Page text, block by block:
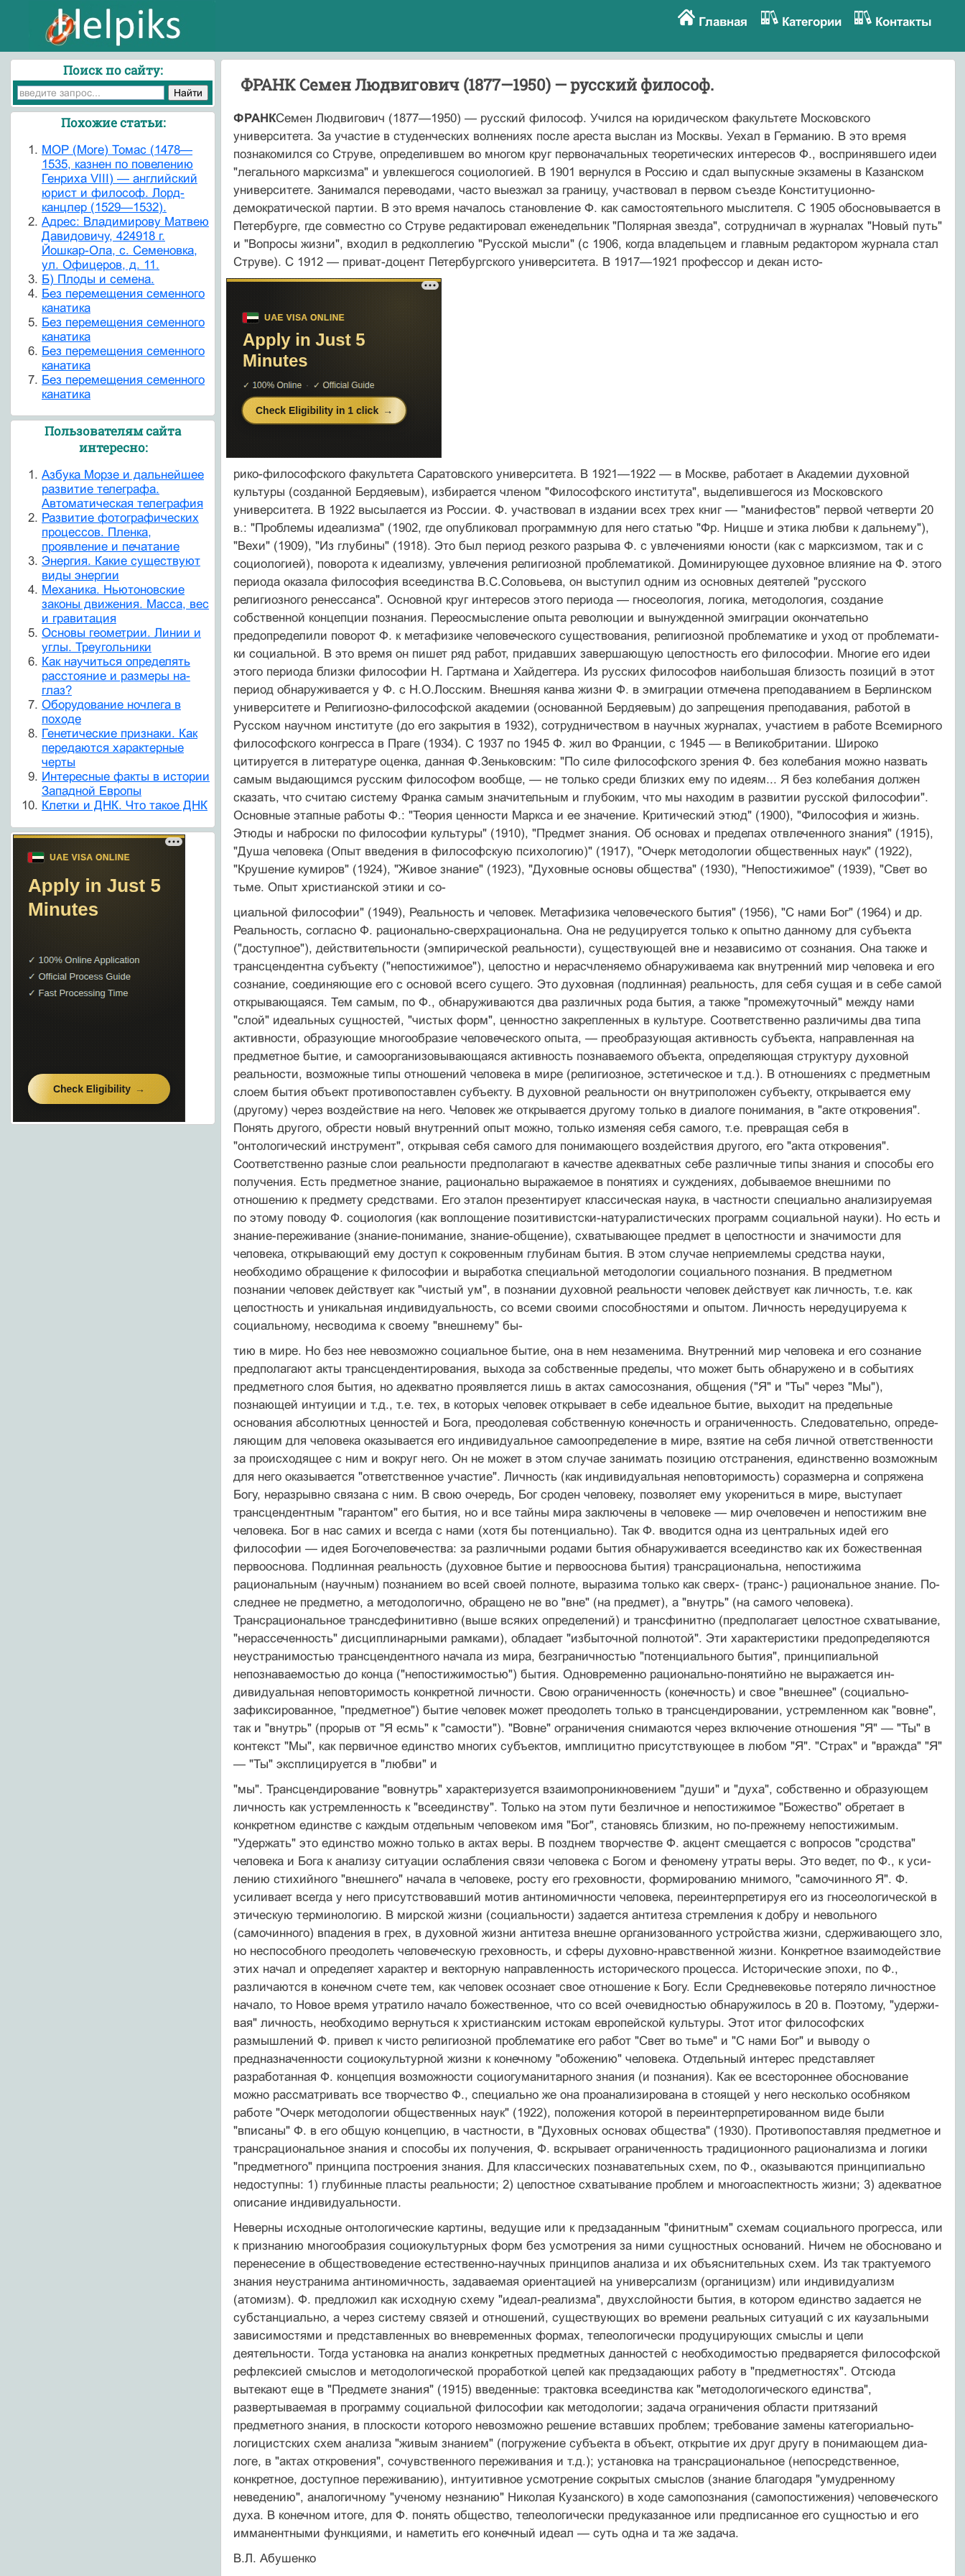
Главная Категории Контакты
ФРАНК Семен Людвигович (1877—1950) — рус­ский философ.
ФРАНКСемен Людвигович (1877—1950) — рус­ский философ. Учился на юридическом факультете Московского
университета. За участие в студенческих волнениях после ареста выслан из Москвы. Уехал в Германию. В это время
познакомился со Струве, опре­делившем во многом круг первоначальных теоретичес­ких интересов Ф., воспринявшего идеи
"легального марксизма" и увлекшегося социологией. В 1901 вер­нулся в Россию и сдал выпускные экзамены в Казан­ском
университете. Занимался переводами, часто выез­жал за границу, участвовал в первом съезде Конститу­ционно-
демократической партии. В это время началось становление Ф. как самостоятельного мыслителя. С 1905 обосновывается в
Петербурге, где совместно со Струве редактировал еженедельник "Полярная звезда", сотрудничал в журналах "Новый путь"
и "Вопросы жизни", входил в редколлегию "Русской мысли" (с 1906, когда владельцем и главным редактором журнала стал
Струве). С 1912 — приват-доцент Петербургского университета. В 1917—1921 профессор и декан исто-
рико-философского факультета Саратовского универ­ситета. В 1921—1922 — в Москве, работает в Акаде­мии духовной
культуры (созданной Бердяевым), изби­рается членом "Философского института", выделивше­гося из Московского
университета. В 1922 высылается из России. Ф. участвовал в издании всех трех книг — "манифестов" первой четверти 20
в.: "Проблемы идеа­лизма" (1902, где опубликовал программную для него статью "Фр. Ницше и этика любви к дальнему"),
"Ве­хи" (1909), "Из глубины" (1918). Это был период резко­го разрыва Ф. с увлечениями юности (как с марксиз­мом, так и с
социологией), поворота к идеализму, увле­чения религиозной проблематикой. Доминирующее ду­ховное влияние на Ф. этого
периода оказала философия всеединства В.С.Соловьева, он выступил одним из ос­новных деятелей "русского
религиозного ренессанса". Основной круг интересов этого периода — гносеоло­гия, логика, методология, создание
собственной кон­цепции познания. Переосмысление опыта революции и вынужденной эмиграции окончательно
предопредели­ли поворот Ф. к метафизике человеческого существова­ния, религиозной проблематике и уход от проблемати­
ки социальной. В это время он пишет ряд работ, при­давших завершающую целостность его философии. Многие его идеи
этого периода близки философии Н. Гартмана и Хайдеггера. Из русских философов наи­большая близость позиций в этот
период обнаружива­ется у Ф. с Н.О.Лосским. Внешняя канва жизни Ф. в эмиграции отмечена преподаванием в Берлинском
уни­верситете и Религиозно-философской академии (осно­ванной Бердяевым) до запрещения преподавания, рабо­той в
Русском научном институте (до его закрытия в 1932), сотрудничеством в научных журналах, участием в работе Всемирного
философского конгресса в Праге (1934). С 1937 по 1945 Ф. жил во Франции, с 1945 — в Великобритании. Широко
цитируется в литературе оценка, данная Ф.Зеньковским: "По силе философско­го зрения Ф. без колебания можно назвать
самым выда­ющимся русским философом вообще, — не только сре­ди близких ему по идеям... Я без колебания должен
ска­зать, что считаю систему Франка самым значительным и глубоким, что мы находим в развитии русской фило­софии".
Основные этапные работы Ф.: "Теория ценно­сти Маркса и ее значение. Критический этюд" (1900), "Философия и жизнь.
Этюды и наброски по филосо­фии культуры" (1910), "Предмет знания. Об основах и пределах отвлеченного знания" (1915),
"Душа человека (Опыт введения в философскую психологию)" (1917), "Очерк методологии общественных наук" (1922),
"Кру­шение кумиров" (1924), "Живое знание" (1923), "Ду­ховные основы общества" (1930), "Непостижимое" (1939), "Свет во
тьме. Опыт христианской этики и со-
циальной философии" (1949), Реальность и человек. Метафизика человеческого бытия" (1956), "С нами Бог" (1964) и др.
Реальность, согласно Ф. рационально-сверхрациональна. Она не редуцируется только к опыт­но данному для субъекта
("доступное"), действитель­ности (эмпирической реальности), существующей вне и независимо от сознания. Она также и
трансцендентна субъекту ("непостижимое"), целостно и нерасчленя­емо обнаруживаема как внутренний мир человека и его
сознание, соединяющие его с основой всего сущего. Это духовная (подлинная) реальность, для себя сущая и в себе самой
открывающаяся. Тем самым, по Ф., об­наруживаются два различных рода бытия, а также "промежуточный" между нами
"слой" идеальных сущ­ностей, "чистых форм", ценностно закрепленных в культуре. Соответственно различимы два типа
актив­ности, образующие многообразие человеческого опы­та, — преобразующая активность субъекта, направлен­ная на
предметное бытие, и самоорганизовывающаяся активность познаваемого объекта, определяющая структуру духовной
реальности, возможные типы от­ношений человека в мире (религиозное, эстетическое и т.д.). В отношениях с предметным
слоем бытия объект противопоставлен субъекту. В духовной реальности он внутриположен субъекту, открывается ему
(другому) через воздействие на него. Человек же открывается другому только в диалоге понимания, в "акте открове­ния".
Понять другого, обрести новый внутренний опыт можно, только изменяя себя самого, т.е. превращая се­бя в
"онтологический инструмент", открывая себя са­мого для понимающего воздействия другого, его "акта откровения".
Соответственно разные слои реальности предполагают в качестве адекватных себе различные типы знания и способы его
получения. Есть предмет­ное знание, рационально выражаемое в понятиях и суждениях, добываемое внешними по
отношению к предмету средствами. Его эталон презентирует класси­ческая наука, в частности специально анализируемая
по этому поводу Ф. социология (как воплощение пози­тивистски-натуралистических программ социальной науки). Но есть и
знание-переживание (знание-понима­ние, знание-общение), схватывающее предмет в цело­стности и значимости для
человека, открывающий ему доступ к сокровенным глубинам бытия. В этом случае неприемлемы средства науки,
необходимо обращение к философии и выработка специальной методологии со­циального познания. В предметном
познании человек действует как "чистый ум", в познании духовной ре­альности человек действует как личность, т.е. как
цело­стность и уникальная индивидуальность, со всеми своими способностями и опытом. Личность нередуцируема к
социальному, несводима к своему "внешнему" бы-
тию в мире. Но без нее невозможно социальное бытие, она в нем незаменима. Внутренний мир человека и его сознание
предполагают акты трансцендентирования, выхода за собственные пределы, что может быть обна­ружено и в событиях
предметного слоя бытия, но адек­ватно проявляется лишь в актах самосознания, обще­ния ("Я" и "Ты" через "Мы"),
познающей интуиции и т.д., т.е. тех, в которых человек открывает в себе иде­альное бытие, выходит на предельные
основания абсо­лютных ценностей и Бога, преодолевая собственную конечность и ограниченность. Следовательно, опреде­
ляющим для человека оказывается его индивидуальное самоопределение в мире, взятие на себя личной ответ­ственности
за происходящее с ним и вокруг него. Он не может в этом случае занимать позицию отстранения, единственно возможным
для него оказывается "ответ­ственное участие". Личность (как индивидуальная не­повторимость) соразмерна и сопряжена
Богу, нераз­рывно связана с ним. В свою очередь, Бог сроден чело­веку, позволяет ему укорениться в мире, выступает
трансцендентным "гарантом" его бытия, но и все тай­ны мира заключены в человеке — мир очеловечен и не­постижим вне
человека. Бог в нас самих и всегда с на­ми (хотя бы потенциально). Так Ф. вводится одна из центральных идей его
философии — идея Богочеловечества: за различными родами бытия обнаруживается всеединство как их божественная
первооснова. Под­линная реальность (духовное бытие и первооснова бы­тия) трансрациональна, непостижима
рациональным (научным) познанием во всей своей полноте, выразима только как сверх- (транс-) рациональное знание. По­
следнее не предметно, а методологично, обращено не во "вне" (на предмет), а "внутрь" (на самого человека).
Трансрациональное трансдефинитивно (выше всяких определений) и трансфинитно (предполагает целост­ное схватывание,
"нерассеченность" дисциплинарны­ми рамками), обладает "избыточной полнотой". Эти ха­рактеристики предопределяются
неустранимостью трансцендентного начала из мира, безграничностью "потенциального бытия", принципиальной
непознавае­мостью до конца ("непостижимостью") бытия. Одно­временно рационально-понятийно не выражается ин­
дивидуальная неповторимость конкретной личности. Свою ограниченность (конечность) и свое "внешнее" (социально-
зафиксированное, "предметное") бытие че­ловек может преодолеть только в трансцендировании, устремленном как "вовне",
так и "внутрь" (прорыв от "Я есмь" к "самости"). "Вовне" ограничения снимают­ся через включение отношения "Я" — "Ты" в
контекст "Мы", как первичное единство многих субъектов, им­плицитно присутствующее в любом "Я". "Страх" и "вражда" "Я"
— "Ты" эксплицируется в "любви" и
"мы". Трансцендирование "вовнутрь" характеризуется взаимопроникновением "души" и "духа", собственно и образующем
личность как устремленность к "всеедин­ству". Только на этом пути безличное и непостижимое "Божество" обретает в
конкретном единстве с каждым отдельным человеком имя "Бог", становясь близким, но по-прежнему непостижимым.
"Удержать" это един­ство можно только в актах веры. В позднем творчестве Ф. акцент смещается с вопросов "сродства"
человека и Бога к анализу ситуации ослабления связи человека с Богом и феномену утраты веры. Это ведет, по Ф., к уси­
лению стихийного "внешнего" начала в человеке, рос­ту его греховности, формированию мнимого, "само­чинного Я". Ф.
усиливает всегда у него присутствовав­ший мотив антиномичности человека, переинтерпрети­руя его из гносеологической в
этическую терминоло­гию. В мирской жизни (социальности) задается антите­за стремления к добру и невольного
(самочинного) впа­дения в грех, в духовной жизни антитеза внешне орга­низованного устройства жизни, сдерживающего зло,
но неспособного преодолеть человеческую греховность, и сферы духовно-нравственной жизни. Конкретное взаи­модействие
этих начал и определяет характер и вектор­ную направленность исторического процесса. Истори­ческие эпохи, по Ф.,
различаются в конечном счете тем, как человек осознает свое отношение к Богу. Если Средневековье потеряло личностное
начало, то Новое время утратило начало божественное, что со всей оче­видностью обнаружилось в 20 в. Поэтому, "удержи­
вая" личность, необходимо вернуться к христианским истокам европейской культуры. Этот итог философ­ских
размышлений Ф. привел к чисто религиозной проблематике его работ "Свет во тьме" и "С нами Бог" и выводу о
предназначенности социокультурной жиз­ни к конечному "обожению" человека. Отдельный ин­терес представляет
разработанная Ф. концепция воз­можности социогуманитарного знания (и познания). Как ее всестороннее обоснование
можно рассматри­вать все творчество Ф., специально же она проанали­зирована в стоящей у него несколько особняком
рабо­те "Очерк методологии общественных наук" (1922), положения которой в переинтерпретированном виде были
"вписаны" Ф. в его общую концепцию, в частно­сти, в "Духовных основах общества" (1930). Противо­поставляя предметное и
трансрациональное знания и способы их получения, Ф. вскрывает ограниченность традиционного рационализма и логики
"предметного" принципа построения знания. Для классических по­знавательных схем, по Ф., оказываются принципиально
недоступны: 1) глубинные пласты реальности; 2) це­лостное схватывание проблем и многоаспектность жизни; 3) адекватное
описание индивидуальности.
Неверны исходные онтологические картины, ведущие или к предзаданным "финитным" схемам социального прогресса, или
к признанию многообразия социокуль­турных форм без усмотрения за ними сущностных ос­нований. Ничем не обосновано и
перенесение в обще­ствоведение естественно-научных принципов анализа и их объяснительных схем. Из так трактуемого
знания неустранима антиномичность, задаваемая ориентаци­ей на универсализм (органицизм) или индивидуализм
(атомизм). Ф. предложил как исходную схему "идеал-реализма", двухслойности бытия, в котором единство задается не
субстанциально, а через систему связей и отношений, существующих во времени реальных си­туаций с их каузальными
зависимостями и представ­ленных во вневременных формах, телеологически продуцирующих смыслы и цели
деятельности. Тогда установка на анализ конкретных предметных даннос­тей с необходимостью предваряется философской
ре­флексией смыслов и методологической проработкой целей как предзадающих работу в "предметностях". Отсюда
вытекают еще в "Предмете знания" (1915) введенные: трактовка всеединства как "методологиче­ского единства",
развертываемая в программу соци­альной философии как методологии; задача ограниче­ния области притязаний
предметного знания, в плос­кости которого невозможно решение вставших про­блем; требование замены категориально-
логицистских схем анализа "живым знанием" (погружение субъекта в объект, открытие их друг другу в понимающем диа­
логе, в "актах откровения", сочувственного пережива­ния и т.д.); установка на трансрациональное (непо­средственное,
конкретное, доступное переживанию), интуитивное усмотрение сокрытых смыслов (знание благодаря "умудренному
неведению", аналогичному "ученому незнанию" Николая Кузанского) в ходе са­мопознания (самопостижения) человеческого
духа. В конечном итоге, для Ф. понять общество, телеологиче­ски предуказанное или предписанное его сущностью и его
имманентными функциями, и наметить его конеч­ный идеал — суть одна и та же задача.
В.Л. Абушенко
Поиск по сайту:
Похожие статьи:
MOP (More) Томас (1478—
1535, казнен по повеле­нию
Генриха VIII) — английский
юрист и философ. Лорд-
канцлер (1529—1532).
Адрес: Владимирову Матвею
Давидовичу, 424918 г.
Йошкар-Ола, с. Семеновка,
ул. Офицеров, д. 11.
Б) Плоды и семена.
Без перемещения семенного
канатика
Без перемещения семенного
канатика
Без перемещения семенного
канатика
Без перемещения семенного
канатика
Пользователям сайта
интересно:
Азбука Морзе и дальнейшее
развитие телеграфа.
Автоматическая телеграфия
Развитие фотографических
процессов. Пленка,
проявление и печатание
Энергия. Какие существуют
виды энергии
Механика. Ньютоновские
законы движения. Масса, вес
и гравитация
Основы геометрии. Линии и
углы. Треугольники
Как научиться определять
расстояние и размеры на-
глаз?
Оборудование ночлега в
походе
Генетические признаки. Как
передаются характерные
черты
Интересные факты в истории
Западной Европы
Клетки и ДНК. Что такое ДНК